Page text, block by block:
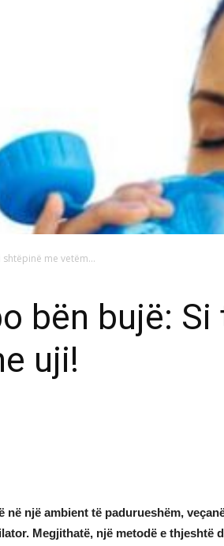
me vetëm...
bën bujë:
uji!
në një ambient të padurueshëm,
Megjithatë, një metodë e thjeshtë